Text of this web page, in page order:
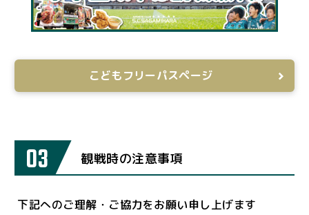
こどもフリーパスページ
03 観戦時の注意事項
下記へのご理解・ご協力をお願い申し上げます